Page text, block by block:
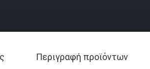
Περιγραφή προϊόντων